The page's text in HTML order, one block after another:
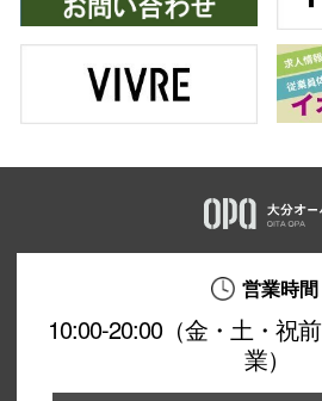
営業時間
10:00-20:00（金・土・祝
業）